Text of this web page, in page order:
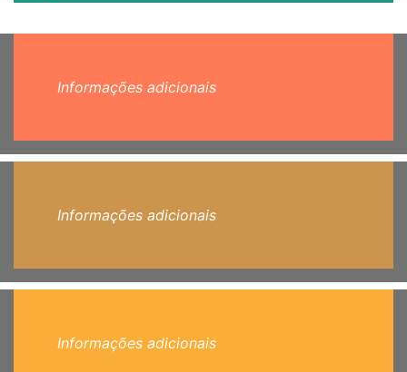
Informações adicionais
Informações adicionais
Informações adicionais